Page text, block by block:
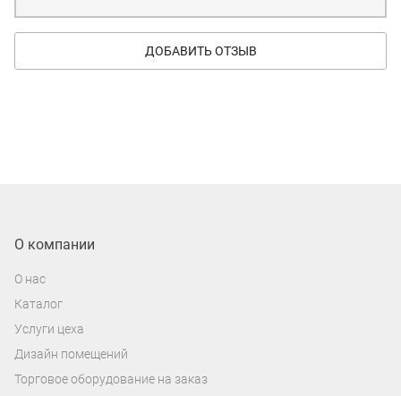
ДОБАВИТЬ ОТЗЫВ
О компании
О нас
Каталог
Услуги цеха
Дизайн помещений
Торговое оборудование на заказ